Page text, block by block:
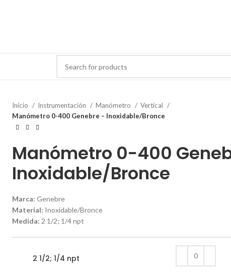
Inicio Instrumentación Manómetro
Vertical
Manómetro 0-400 Genebre – Inoxidable/Bronce
Manómetro 0-400
Inoxidable/Bronce
Marca: Genebre
Material: Inoxidable/Bronce
Medida: 2 1/2; 1/4 npt
2 1/2; 1/4 npt